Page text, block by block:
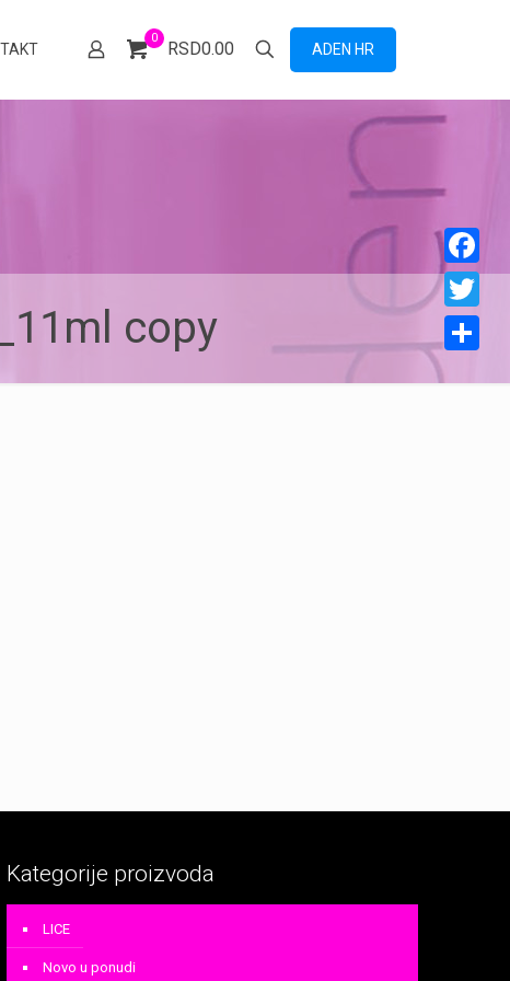
0
RSD0.00 ADEN HR
copy
Kategorije proizvoda
LICE
Novo u ponudi
Facebook
Twitter